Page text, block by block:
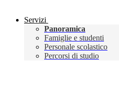
Servizi
Panoramica
Famiglie e studenti
Personale scolastico
Percorsi di studio